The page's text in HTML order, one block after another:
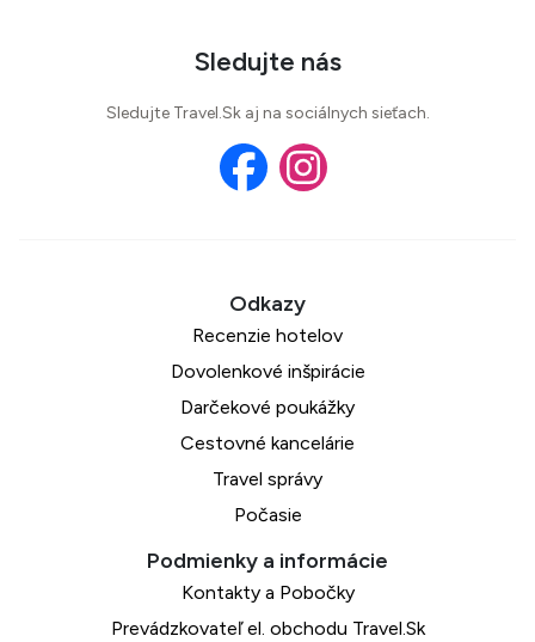
Sledujte nás
Sledujte Travel.Sk aj na sociálnych sieťach.
Recenzie hotelov
Dovolenkové inšpirácie
Darčekové poukážky
Cestovné kancelárie
Travel správy
Počasie
Kontakty a Pobočky
Prevádzkovateľ el. obchodu Travel.Sk